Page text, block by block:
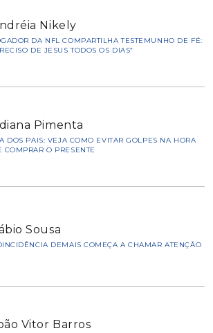
Nikely
DA NFL COMPARTILHA TESTEMUNHO DE FÉ:
DE JESUS TODOS OS DIAS”
Pimenta
DOS PAIS: VEJA COMO EVITAR GOLPES NA HORA
COMPRAR O PRESENTE
Sousa
DEMAIS COMEÇA A CHAMAR ATENÇÃO
Vitor Barros